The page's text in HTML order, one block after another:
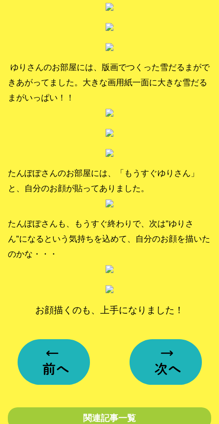
ゆりさんのお部屋には、版画でつくった雪だるまがで
きあがってました。大きな画用紙一面に大きな雪だる
まがいっぱい！！
たんぽぽさんのお部屋には、「もうすぐゆりさん」
と、自分のお顔が貼ってありました。
たんぽぽさんも、もうすぐ終わりで、次は”ゆりさ
ん”になるという気持ちを込めて、自分のお顔を描いた
のかな・・・
お顔描くのも、上手になりました！
関連記事一覧